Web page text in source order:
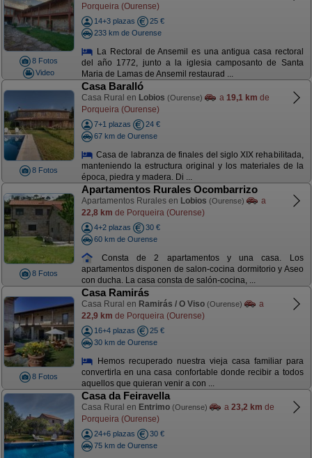
8 Fotos
Video
Porqueira (Ourense)
14+3 plazas
25 €
233 km de Ourense
La Rectoral de Ansemil es una antigua casa rectoral
del año 1772, junto a la iglesia camposanto de Santa
Maria de Lamas de Ansemil restaurad ...
8 Fotos
Casa Baralló
Casa Rural en Lobios (Ourense) a 19,1 km de
Porqueira (Ourense)
7+1 plazas
24 €
67 km de Ourense
Casa de labranza de finales del siglo XIX rehabilitada,
manteniendo la estructura original y los materiales de la
época, piedra y madera. Di ...
8 Fotos
Apartamentos Rurales Ocombarrizo
Apartamentos Rurales en Lobios (Ourense)
a
22,8 km de Porqueira (Ourense)
4+2 plazas
30 €
60 km de Ourense
Consta de 2 apartamentos y una casa. Los
apartamentos disponen de salon-cocina dormitorio y Aseo
con ducha. La casa consta de salón-cocina, ...
8 Fotos
Casa Ramirás
Casa Rural en Ramirás / O Viso (Ourense)
a
22,9 km de Porqueira (Ourense)
16+4 plazas
25 €
30 km de Ourense
Hemos recuperado nuestra vieja casa familiar para
convertirla en una casa confortable donde recibir a todos
aquellos que quieran venir a con ...
Casa da Feiravella
Casa Rural en Entrimo (Ourense) a 23,2 km de
Porqueira (Ourense)
24+6 plazas
30 €
75 km de Ourense